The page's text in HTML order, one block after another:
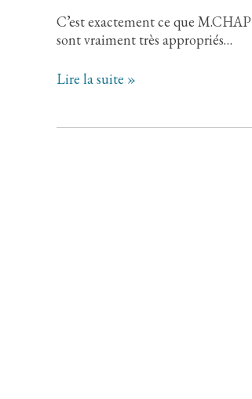
C’est exactement ce que
sont vraiment très appropriés…
》
Le
Lire la suite »